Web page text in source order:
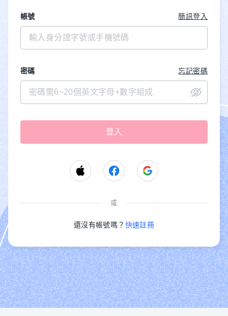
帳號 簡訊登入
密碼 忘記密碼
或
還沒有帳號嗎？ 快速註冊